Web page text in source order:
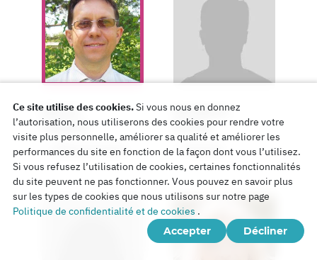
Bitusov
Yevgeniy
Région de l’Amour
Bochkarev
Andrey
Tatarstan
Ce site utilise des cookies.Si vous nous en donnez
l’autorisation, nous utiliserons des cookies pour rendre votre
visite plus personnelle, améliorer sa qualité et améliorer les
performances du site en fonction de la façon dont vous l’utilisez.
Si vous refusez l’utilisation de cookies, certaines fonctionnalités
du site peuvent ne pas fonctionner. Vous pouvez en savoir plus
sur les types de cookies que nous utilisons sur notre page
Politique de confidentialité et de cookies .
Accepter
Décliner